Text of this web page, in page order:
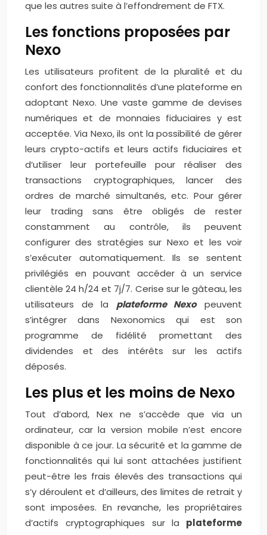
que les autres suite à l’effondrement de FTX.
Les fonctions proposées par
Nexo
Les utilisateurs profitent de la pluralité et du
confort des fonctionnalités d’une plateforme en
adoptant Nexo. Une vaste gamme de devises
numériques et de monnaies fiduciaires y est
acceptée. Via Nexo, ils ont la possibilité de gérer
leurs crypto-actifs et leurs actifs fiduciaires et
d’utiliser leur portefeuille pour réaliser des
transactions cryptographiques, lancer des
ordres de marché simultanés, etc. Pour gérer
leur trading sans être obligés de rester
constamment au contrôle, ils peuvent
configurer des stratégies sur Nexo et les voir
s’exécuter automatiquement. Ils se sentent
privilégiés en pouvant accéder à un service
clientèle 24 h/24 et 7j/7. Cerise sur le gâteau, les
utilisateurs de la plateforme Nexopeuvent
s’intégrer dans Nexonomics qui est son
programme de fidélité promettant des
dividendes et des intérêts sur les actifs
déposés.
Les plus et les moins de Nexo
Tout d’abord, Nex ne s’accède que via un
ordinateur, car la version mobile n’est encore
disponible à ce jour. La sécurité et la gamme de
fonctionnalités qui lui sont attachées justifient
peut-être les frais élevés des transactions qui
s’y déroulent et d’ailleurs, des limites de retrait y
sont imposées. En revanche, les propriétaires
d’actifs cryptographiques sur la plateforme